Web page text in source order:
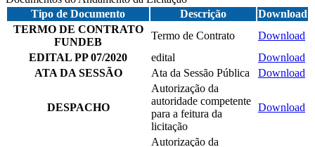
Tipo de Documento
Descrição
Download
TERMO DE CONTRATO
FUNDEB
Termo de Contrato
Download
EDITAL PP 07/2020
edital
Download
ATA DA SESSÃO
Ata da Sessão Pública Download
DESPACHO
Autorização da
autoridade competente
para a feitura da
licitação
Download
Autorização da